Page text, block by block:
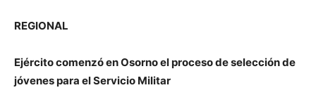
REGIONAL
Ejército comenzó en Osorno el proceso de selección de
jóvenes para el Servicio Militar